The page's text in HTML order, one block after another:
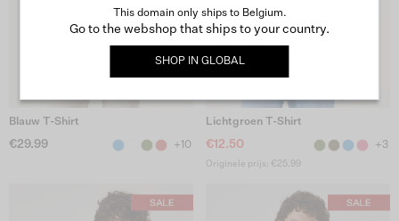
Blauw T-Shirt
€29.99 +10
Lichtgroen T-Shirt
€12.50 +3
Originele prijs: €25.99
This domain only ships to Belgium.
Go to the webshop that ships to your country.
SHOP IN GLOBAL